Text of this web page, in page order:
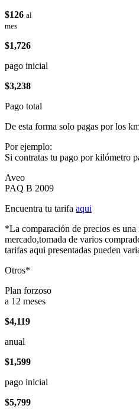
$126 al
mes
$1,726
pago inicial
$3,238
Pago total
De esta forma solo pagas por los
Por ejemplo:
Si contratas tu pago por kilómetro
Aveo
PAQ B 2009
Encuentra tu tarifa aqui
*La comparación de precios es una
mercado,tomada de varios
tarifas aqui presentadas pueden
Otros*
Plan forzoso
a 12 meses
$4,119
anual
$1,599
pago inicial
$5,799